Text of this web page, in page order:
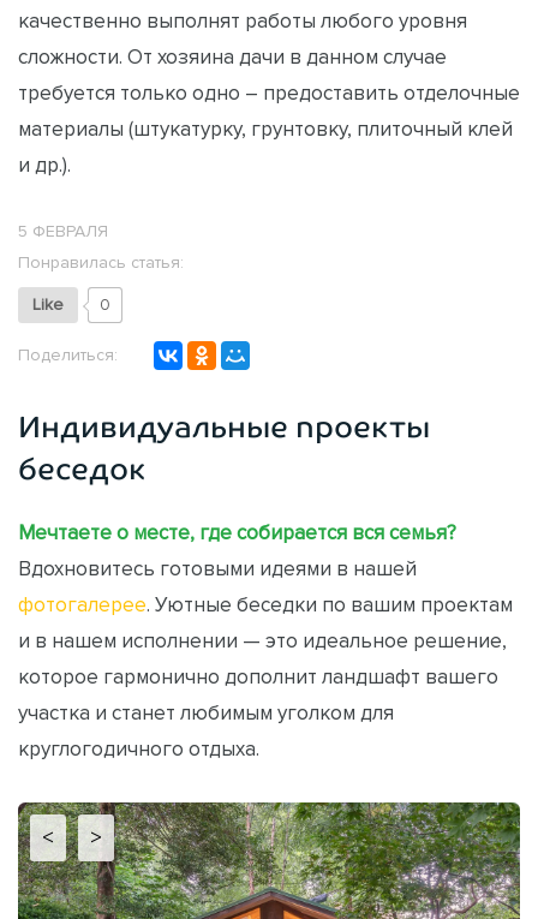
качественно выполнят работы любого уровня
сложности. От хозяина дачи в данном случае
требуется только одно – предоставить отделочные
материалы (штукатурку, грунтовку, плиточный клей
и др.).
5 ФЕВРАЛЯ
Понравилась статья:
Like 0
Поделиться:
Индивидуальные проекты
беседок
Мечтаете о месте, где собирается вся семья?
Вдохновитесь готовыми идеями в нашей
фотогалерее. Уютные беседки по вашим проектам
и в нашем исполнении — это идеальное решение,
которое гармонично дополнит ландшафт вашего
участка и станет любимым уголком для
круглогодичного отдыха.
< >